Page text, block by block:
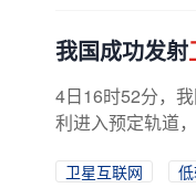
我国成功发射
4日16时52分，
利进入预定轨道
卫星互联网